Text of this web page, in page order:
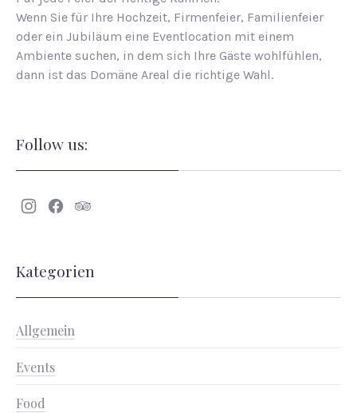
Wenn Sie für Ihre Hochzeit, Firmenfeier, Familienfeier
oder ein Jubiläum eine Eventlocation mit einem
Ambiente suchen, in dem sich Ihre Gäste wohlfühlen,
dann ist das Domäne Areal die richtige Wahl.
Follow us:
NeuesNeuesNeues
Kategorien
Allgemein
Events
Food